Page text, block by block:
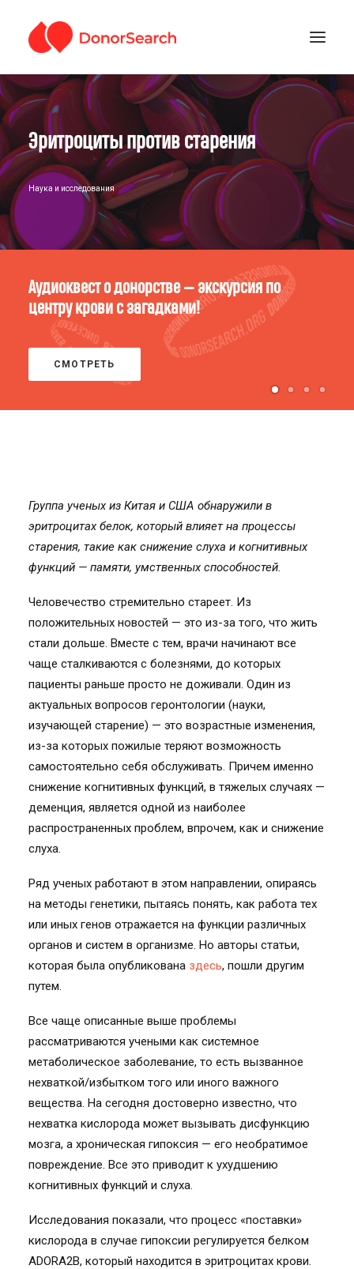
РУБРИКИ
ЗАРЕГИСТРИРОВАТЬСЯ
ПОДДЕРЖАТЬ ПРОЕКТ
ГДЕ СДАТЬ КРОВЬ
Эритроциты против старения
Наука и исследования
Аудиоквест о донорстве — экскурсия по
центру крови с загадками!
СМОТРЕТЬ
Группа ученых из Китая и США обнаружили в
эритроцитах белок, который влияет на процессы
старения, такие как снижение слуха и когнитивных
функций — памяти, умственных способностей.
Человечество стремительно стареет. Из
положительных новостей — это из-за того, что жить
стали дольше. Вместе с тем, врачи начинают все
чаще сталкиваются с болезнями, до которых
пациенты раньше просто не доживали. Один из
актуальных вопросов геронтологии (науки,
изучающей старение) — это возрастные изменения,
из-за которых пожилые теряют возможность
самостоятельно себя обслуживать. Причем именно
снижение когнитивных функций, в тяжелых случаях —
деменция, является одной из наиболее
распространенных проблем, впрочем, как и снижение
слуха.
Ряд ученых работают в этом направлении, опираясь
на методы генетики, пытаясь понять, как работа тех
или иных генов отражается на функции различных
органов и систем в организме. Но авторы статьи,
которая была опубликована здесь, пошли другим
путем.
Все чаще описанные выше проблемы
рассматриваются учеными как системное
метаболическое заболевание, то есть вызванное
нехваткой/избытком того или иного важного
вещества. На сегодня достоверно известно, что
нехватка кислорода может вызывать дисфункцию
мозга, а хроническая гипоксия — его необратимое
повреждение. Все это приводит к ухудшению
когнитивных функций и слуха.
Исследования показали, что процесс «поставки»
кислорода в случае гипоксии регулируется белком
ADORA2B, который находится в эритроцитах крови.